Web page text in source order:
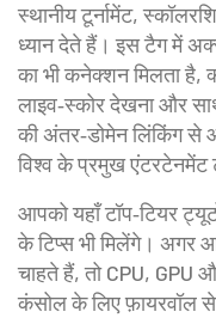
स्थानीय टूर्नामेंट,
ध्यान देते हैं। इस टैग में
का भी कनेक्शन मिलता है,
लाइव‑स्कोर देखना और
की अंतर‑डोमेन लिंकिंग से
विश्व के प्रमुख
आपको यहाँ टॉप‑टियर
के टिप्स भी मिलेंगे। अगर
चाहते हैं, तो CPU, GPU
कंसोल के लिए फ़ायरवॉल